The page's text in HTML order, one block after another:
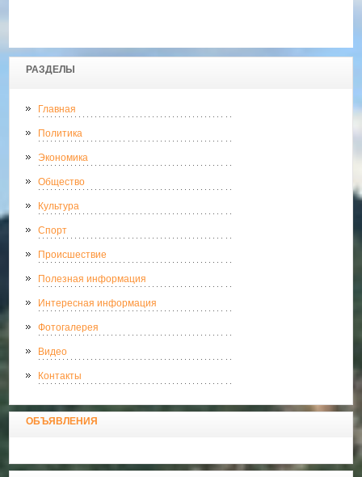
РАЗДЕЛЫ
Главная
Политика
Экономика
Общество
Культура
Спорт
Происшествие
Полезная информация
Интересная информация
Фотогалерея
Видео
Контакты
ОБЪЯВЛЕНИЯ